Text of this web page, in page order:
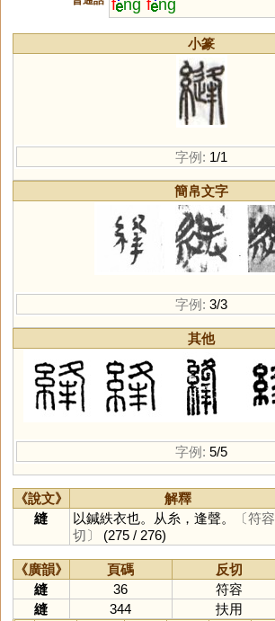
f ng f ng
小篆
字例: 1/1
簡帛文字
字例: 3/3
其他
字例: 5/5
《說文》 解釋
縫
以鍼紩衣也。从糸，逢聲。
〔符容
切〕
(275 / 276)
《廣韻》 頁碼 反切
縫
36
符容
縫
344
扶用